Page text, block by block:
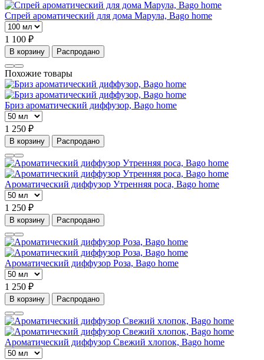
Спрей ароматический для дома Марула, Bago home
1 100 ₽
В корзину Распродано
Похожие товары
Бриз ароматический диффузор, Bago home
1 250 ₽
В корзину Распродано
Ароматический диффузор Утренняя роса, Bago home
1 250 ₽
В корзину Распродано
Ароматический диффузор Роза, Bago home
1 250 ₽
В корзину Распродано
Ароматический диффузор Свежий хлопок, Bago home